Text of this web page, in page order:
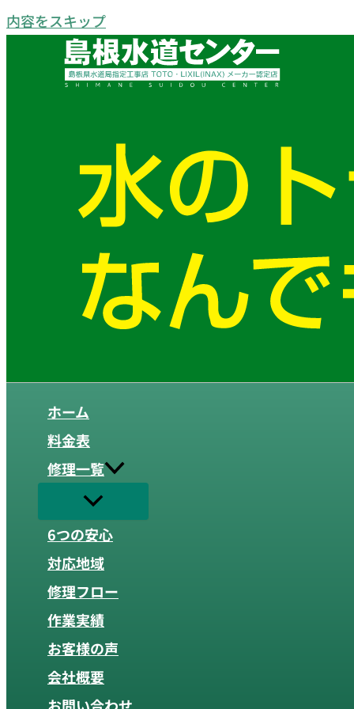
内容をスキップ
ホーム
料金表
修理一覧
6つの安心
対応地域
修理フロー
作業実績
お客様の声
会社概要
お問い合わせ